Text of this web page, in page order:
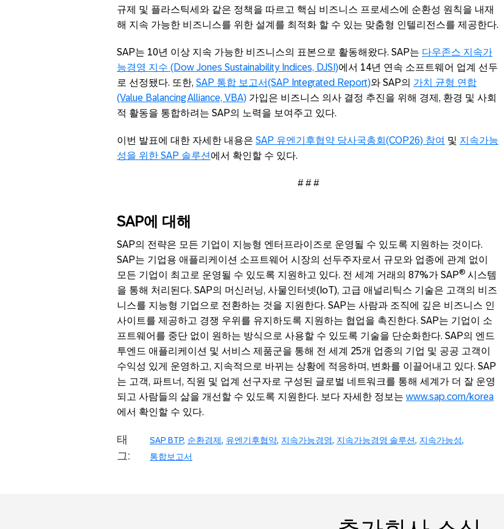
규제 및 플라스틱세와 같은 정책을 따르고 핵심 비즈니스 프로세스에 순환성 원칙을 내재
해 지속 가능한 비즈니스를 위한 설계를 최적화 할 수 있는 맞춤형 인텔리전스를 제공한다.
SAP는 10년 이상 지속 가능한 비즈니스의 표본으로 활동해왔다. SAP는 다우존스 지속가
능경영 지수 (Dow Jones Sustainability Indices, DJSI)에서 14년 연속 소프트웨어 업계 선두
로 선정됐다. 또한, SAP 통합 보고서(SAP Integrated Report)와 SAP의 가치 균형 연합
(Value Balancing Alliance, VBA) 가입은 비즈니스 의사 결정 추진을 위해 경제, 환경 및 사회
적 활동을 통합하려는 SAP의 노력을 보여주고 있다.
이번 발표에 대한 자세한 내용은 SAP 유엔기후협약 당사국총회(COP26) 참여 및 지속가능
성을 위한 SAP 솔루션 에서 확인할 수 있다.
# # #
SAP에 대해
SAP의 전략은 모든 기업이 지능형 엔터프라이즈로 운영될 수 있도록 지원하는 것이다.
SAP는 기업용 애플리케이션 소프트웨어 시장의 선두주자로서 규모와 업종에 관계 없이
모든 기업이 최고로 운영될 수 있도록 지원하고 있다. 전 세계 거래의 87%가 SAP® 시스템
을 통해 처리된다. SAP의 머신러닝, 사물인터넷(IoT), 고급 애널리틱스 기술은 고객의 비즈
니스를 지능형 기업으로 전환하는 것을 지원한다. SAP는 사람과 조직에 깊은 비즈니스 인
사이트를 제공하고 경쟁 우위를 유지하도록 지원하는 협업을 촉진한다. SAP는 기업이 소
프트웨어를 중단 없이 원하는 방식으로 사용할 수 있도록 기술을 단순화한다. SAP의 엔드
투엔드 애플리케이션 및 서비스 제품군을 통해 전 세계 25개 업종의 기업 및 공공 고객이
수익성 있게 운영하고, 지속적으로 바뀌는 상황에 적응하며, 변화를 이끌어내고 있다. SAP
는 고객, 파트너, 직원 및 업계 선구자로 구성된 글로벌 네트워크를 통해 세계가 더 잘 운영
되고 사람들의 삶을 개선할 수 있도록 지원한다. 보다 자세한 정보는 www.sap.com/korea
에서 확인할 수 있다.
태
그:
SAP BTP 순환경제 유엔기후협약 지속가능경영 지속가능경영 솔루션
지속가능성
통합보고서